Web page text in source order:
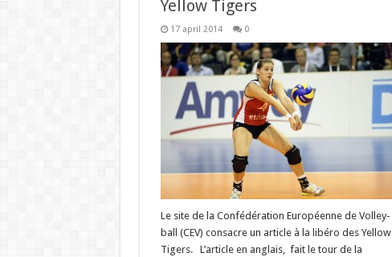
Yellow Tigers
17 april 2014 0
Le site de la Confédération Européenne de Volley-
ball (CEV) consacre un article à la libéro des Yellow
Tigers. L’article en anglais, fait le tour de la